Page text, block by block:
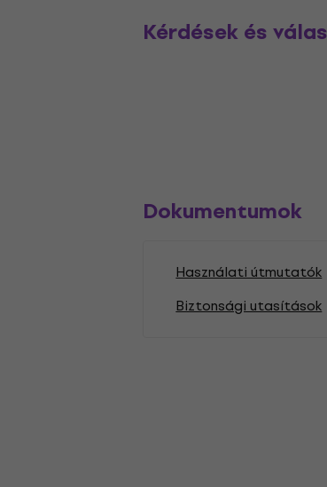
Kérdések és
Dokumentumok
Használati útmutatók
Biztonsági utasítások